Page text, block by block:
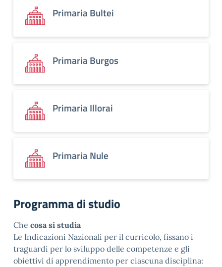
Primaria Bultei
Primaria Burgos
Primaria Illorai
Primaria Nule
Programma di studio
Che cosa si studia
Le Indicazioni Nazionali per il curricolo, fissano i
traguardi per lo sviluppo delle competenze e gli
obiettivi di apprendimento per ciascuna disciplina: